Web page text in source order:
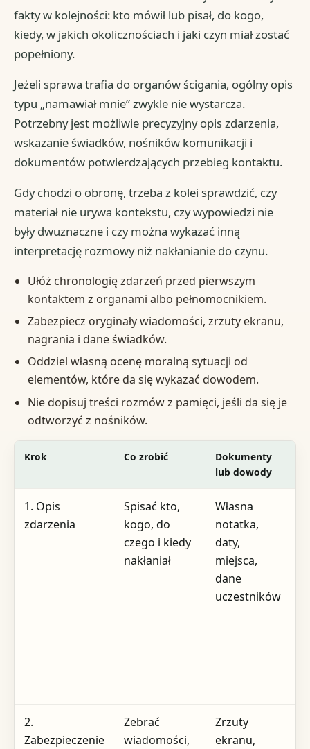
fakty w kolejności: kto mówił lub pisał, do kogo,
kiedy, w jakich okolicznościach i jaki czyn miał zostać
popełniony.
Jeżeli sprawa trafia do organów ścigania, ogólny opis
typu „namawiał mnie” zwykle nie wystarcza.
Potrzebny jest możliwie precyzyjny opis zdarzenia,
wskazanie świadków, nośników komunikacji i
dokumentów potwierdzających przebieg kontaktu.
Gdy chodzi o obronę, trzeba z kolei sprawdzić, czy
materiał nie urywa kontekstu, czy wypowiedzi nie
były dwuznaczne i czy można wykazać inną
interpretację rozmowy niż nakłanianie do czynu.
Ułóż chronologię zdarzeń przed pierwszym
kontaktem z organami albo pełnomocnikiem.
Zabezpiecz oryginały wiadomości, zrzuty ekranu,
nagrania i dane świadków.
Oddziel własną ocenę moralną sytuacji od
elementów, które da się wykazać dowodem.
Nie dopisuj treści rozmów z pamięci, jeśli da się je
odtworzyć z nośników.
Krok Co zrobić
Dokumenty
lub dowody
1. Opis
zdarzenia
Spisać kto,
kogo, do
czego i kiedy
nakłaniał
Własna
notatka,
daty,
miejsca,
dane
uczestników
2.
Zabezpieczenie
Zebrać
wiadomości,
Zrzuty
ekranu,